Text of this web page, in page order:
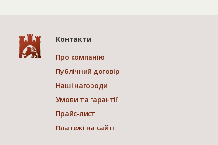
Контакти
Про компанію
Публічний договір
Наші нагороди
Умови та гарантії
Прайс-лист
Платежі на сайті